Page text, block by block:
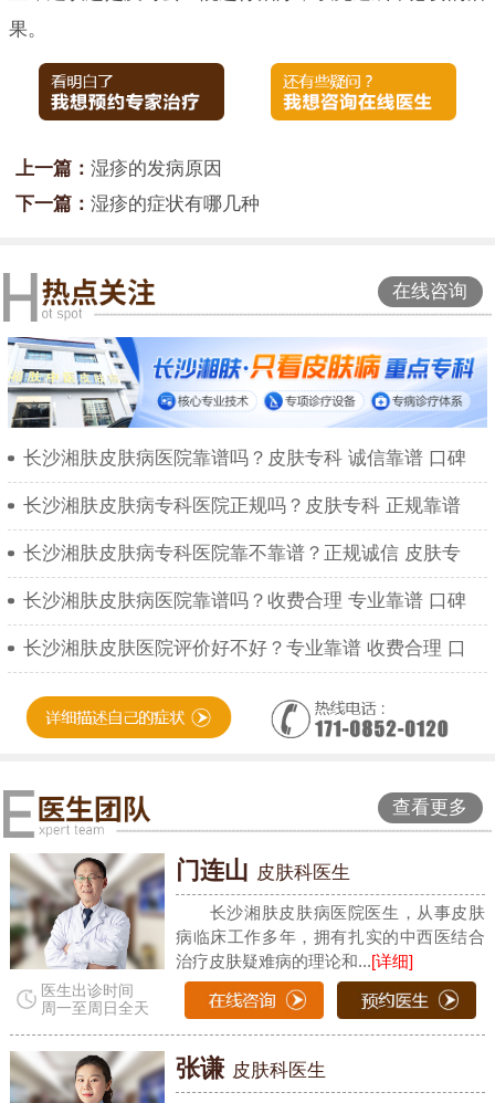
果。
上一篇： 湿疹的发病原因
下一篇： 湿疹的症状有哪几种
在线咨询
长沙湘肤皮肤病医院靠谱吗？皮肤专科 诚信靠谱 口碑
长沙湘肤皮肤病专科医院正规吗？皮肤专科 正规靠谱
长沙湘肤皮肤病专科医院靠不靠谱？正规诚信 皮肤专
长沙湘肤皮肤病医院靠谱吗？收费合理 专业靠谱 口碑
长沙湘肤皮肤医院评价好不好？专业靠谱 收费合理 口
查看更多
医生出诊时间
周一至周日全天
门连山 皮肤科医生
长沙湘肤皮肤病医院医生，从事皮肤
病临床工作多年，拥有扎实的中西医结合
治疗皮肤疑难病的理论和...[详细]
张谦 皮肤科医生